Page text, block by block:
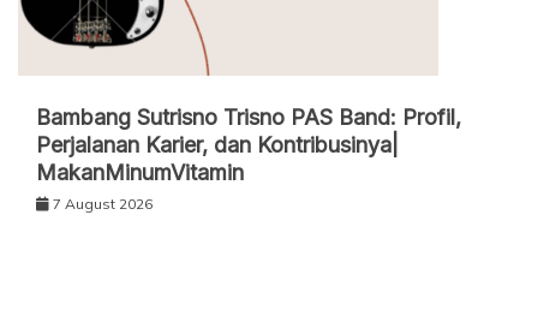
Bambang Sutrisno Trisno PAS Band: Profil,
Perjalanan Karier, dan Kontribusinya|
MakanMinumVitamin
7 August 2026